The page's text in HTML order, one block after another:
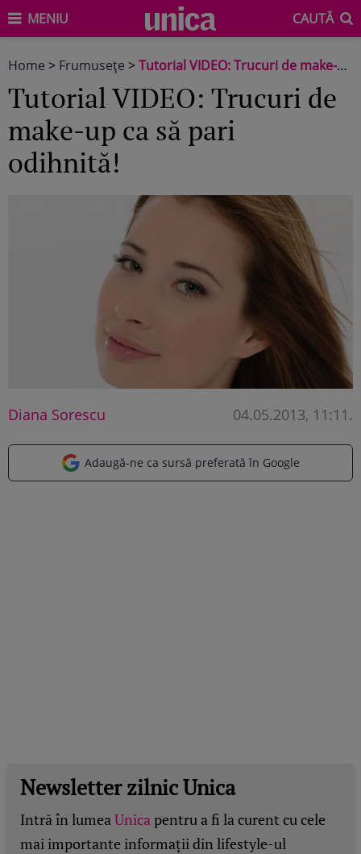
MENIU CAUTĂ
Home > Frumuseţe >Tutorial VIDEO: Trucuri de make-up ca să pari odihnită!
Tutorial VIDEO: Trucuri de
make-up ca să pari
odihnită!
Diana Sorescu 04.05.2013, 11:11 .
Adaugă-ne ca sursă preferată în Google
Newsletter zilnic Unica
Intră în lumeaUnicapentru a fi la curent cu cele
mai importante informații din lifestyle-ul